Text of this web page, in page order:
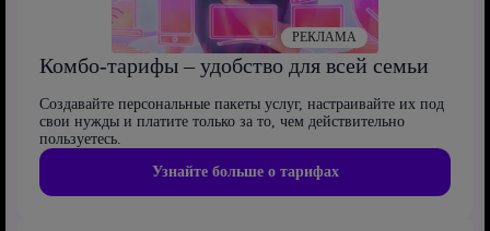
Комбо-тарифы – удобство для всей семьи
Создавайте персональные пакеты услуг, настраивайте их под
свои нужды и платите только за то, чем действительно
пользуетесь.
Узнайте больше о тарифах
РЕКЛАМА